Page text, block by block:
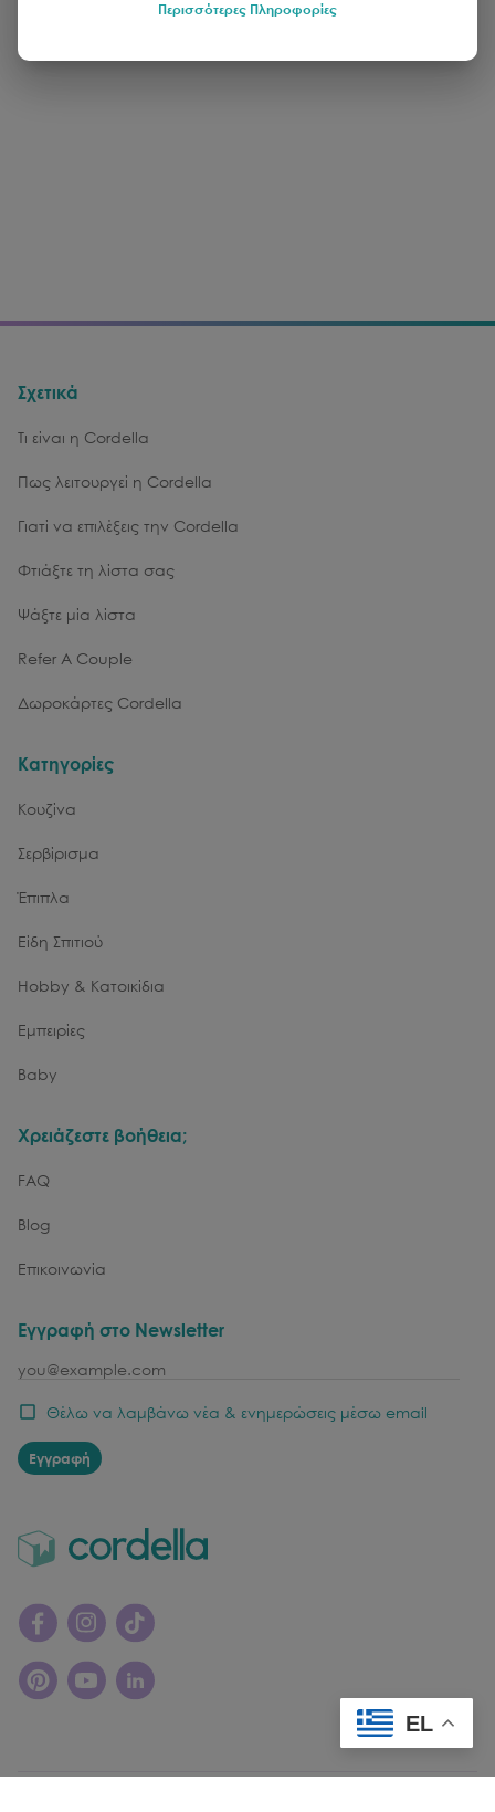
Σχετικά
Τι είναι η Cordella
Πως λειτουργεί η Cordella
Γιατί να επιλέξεις την Cordella
Φτιάξτε τη λίστα σας
Ψάξτε μία λίστα
Refer A Couple
Δωροκάρτες Cordella
Κατηγορίες
Κουζίνα
Σερβίρισμα
Έπιπλα
Είδη Σπιτιού
Hobby & Κατοικίδια
Εμπειρίες
Baby
Χρειάζεστε βοήθεια;
FAQ
Blog
Επικοινωνία
Εγγραφή στο Newsletter
email
Θέλω να λαμβάνω νέα & ενημερώσεις μέσω email
Εγγραφή
EL
Περισσότερες Πληροφορίες